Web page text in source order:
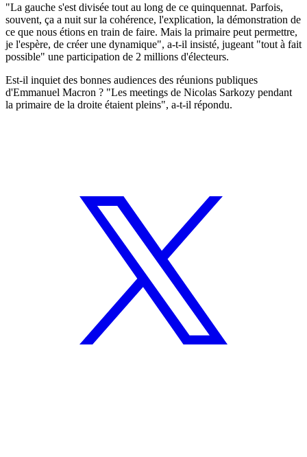
"La gauche s'est divisée tout au long de ce quinquennat. Parfois,
souvent, ça a nuit sur la cohérence, l'explication, la démonstration de
ce que nous étions en train de faire. Mais la primaire peut permettre,
je l'espère, de créer une dynamique", a-t-il insisté, jugeant "tout à fait
possible" une participation de 2 millions d'électeurs.
Est-il inquiet des bonnes audiences des réunions publiques
d'Emmanuel Macron ? "Les meetings de Nicolas Sarkozy pendant
la primaire de la droite étaient pleins", a-t-il répondu.